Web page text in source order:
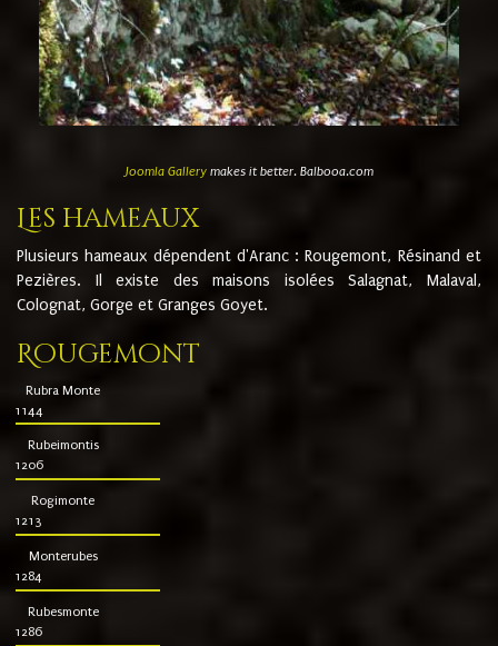
Joomla Gallerymakes it better. Balbooa.com
Les hameaux
Plusieurs hameaux dépendent d'Aranc : Rougemont, Résinand et
Pezières. Il existe des maisons isolées Salagnat, Malaval,
Colognat, Gorge et Granges Goyet.
Rougemont
Rubra Monte
1144
Rubeimontis
1206
Rogimonte
1213
Monterubes
1284
Rubesmonte
1286